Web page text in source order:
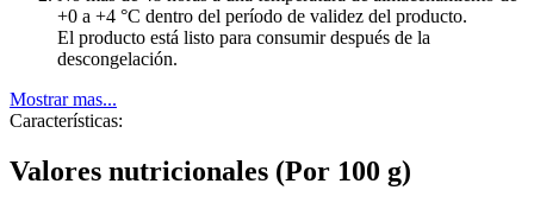
+0 a +4 °C dentro del período de validez del producto.
El producto está listo para consumir después de la
descongelación.
Mostrar mas...
Características:
Valores nutricionales (Por 100 g)